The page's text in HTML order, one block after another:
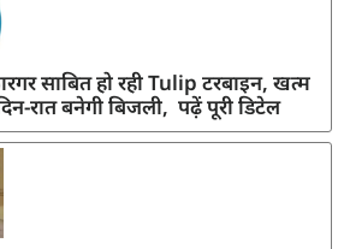
साबित हो रही Tulip टरबाइन, खत्म
रात बनेगी बिजली, पढ़ें पूरी डिटेल